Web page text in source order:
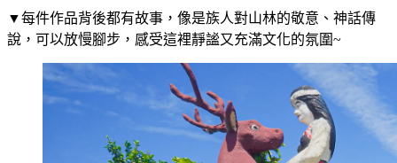
▼每件作品背後都有故事，像是族人對山林的敬意、神話傳
說，可以放慢腳步，感受這裡靜謐又充滿文化的氛圍~